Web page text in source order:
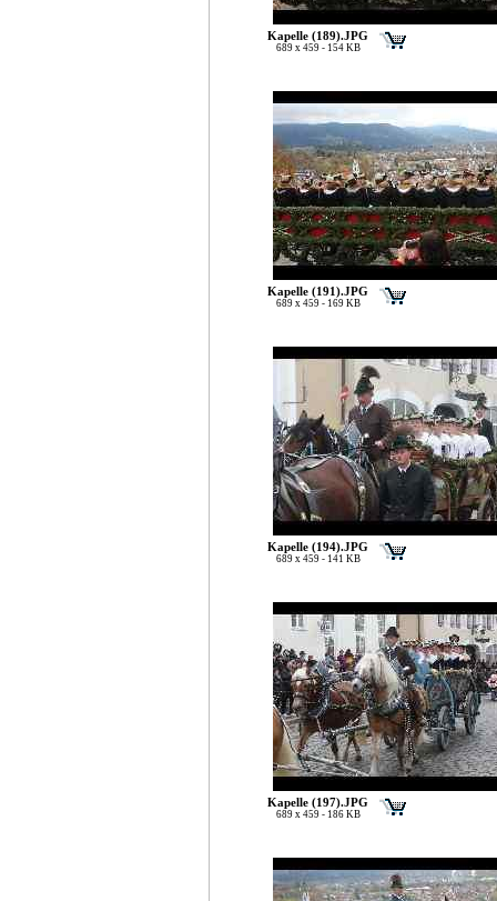
Kapelle (189).JPG
689 x 459 - 154 KB
Kapelle (191).JPG
689 x 459 - 169 KB
Kapelle (194).JPG
689 x 459 - 141 KB
Kapelle (197).JPG
689 x 459 - 186 KB